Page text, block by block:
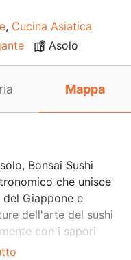
, Cucina Asiatica
Asolo
Mappa
Bonsai Sushi
che unisce
Giappone e
dell'arte del sushi
con i sapori
entri nel Bonsai